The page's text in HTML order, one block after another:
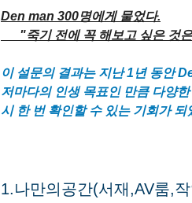
Den man 300명에게 물었다.
"죽기 전에 꼭 해보고 싶은 것
이 설문의 결과는 지난 1년 동안
저마다의 인생 목표인 만큼 다양
시 한 번 확인할 수 있는 기회가 되
1.나만의공간(서재,AV룸,